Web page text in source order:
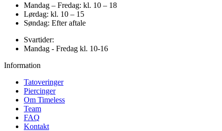
Mandag – Fredag: kl. 10 – 18
Lørdag: kl. 10 – 15
Søndag: Efter aftale
Svartider:
Mandag - Fredag kl. 10-16
Information
Tatoveringer
Piercinger
Om Timeless
Team
FAQ
Kontakt